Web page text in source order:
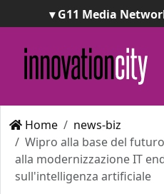
▾ G11 Media
ImpresaCity |
Awards
Italian Project
Awards
Home
news-biz
Wipro alla base del
alla modernizzazione IT
sull'intelligenza artificiale